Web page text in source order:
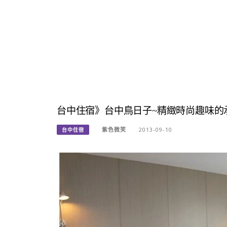
台中住宿》台中鳥日子~精緻時尚趣味的
台中住宿 紫色微笑 2013-09-10